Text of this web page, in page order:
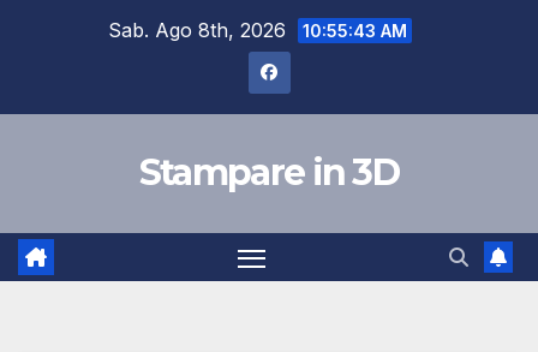
Sab. Ago 8th, 2026 10:55:43 AM
Stampare in 3D